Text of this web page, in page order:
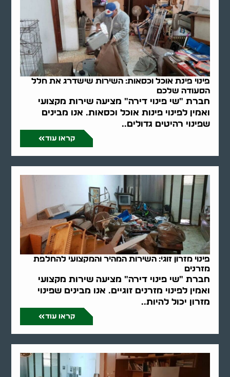
פינוי פינת אוכל וכסאות: השירות שישדרג את חלל
הסעודה שלכם
חברת "שי פינוי דירה" מציעה שירות מקצועי
ואמין לפינוי פינות אוכל וכסאות. אנו מבינים
שפינוי רהיטים גדולים..
קראו עוד
פינוי מזרון זוגי: השירות המהיר והמקצועי להחלפת
מזרנים
חברת "שי פינוי דירה" מציעה שירות מקצועי
ואמין לפינוי מזרנים זוגיים. אנו מבינים שפינוי
מזרון יכול להיות..
קראו עוד